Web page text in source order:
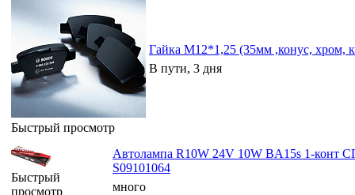
Быстрый просмотр
Гайка М12*1,25 (35мм ,конус, хром,
В пути, 3 дня
Быстрый
просмотр
Автолампа R10W 24V 10W BA15s 1-
S09101064
много